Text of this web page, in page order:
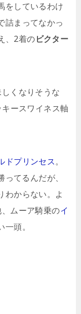
をしているわけ
詰まってなかっ
、2着のビクター
くなりそうな
ースワイネス軸
ドプリンセス。
てるんだが、
わからない。よ
ムーア騎乗のイ
頭。